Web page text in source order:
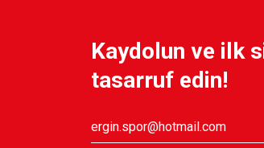
Kaydolun ve ilk
tasarruf edin!